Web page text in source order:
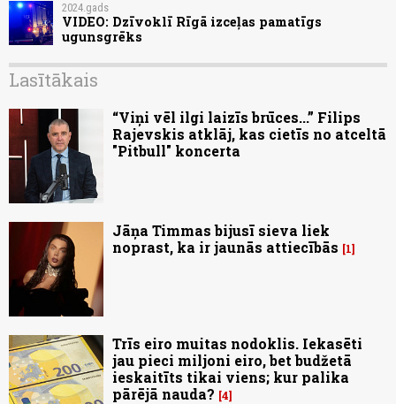
2024.gads
VIDEO: Dzīvoklī Rīgā izceļas pamatīgs
ugunsgrēks
Lasītākais
“Viņi vēl ilgi laizīs brūces...” Filips
Rajevskis atklāj, kas cietīs no atceltā
"Pitbull" koncerta
Jāņa Timmas bijusī sieva liek
noprast, ka ir jaunās attiecībās
1
Trīs eiro muitas nodoklis. Iekasēti
jau pieci miljoni eiro, bet budžetā
ieskaitīts tikai viens; kur palika
pārējā nauda? 4